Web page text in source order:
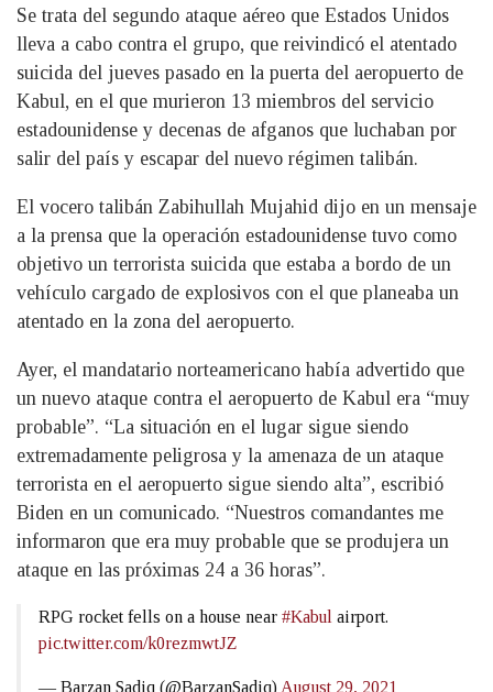
Se trata del segundo ataque aéreo que Estados Unidos
lleva a cabo contra el grupo, que reivindicó el atentado
suicida del jueves pasado en la puerta del aeropuerto de
Kabul, en el que murieron 13 miembros del servicio
estadounidense y decenas de afganos que luchaban por
salir del país y escapar del nuevo régimen talibán.
El vocero talibán Zabihullah Mujahid dijo en un mensaje
a la prensa que la operación estadounidense tuvo como
objetivo un terrorista suicida que estaba a bordo de un
vehículo cargado de explosivos con el que planeaba un
atentado en la zona del aeropuerto.
Ayer, el mandatario norteamericano había advertido que
un nuevo ataque contra el aeropuerto de Kabul era “muy
probable”. “La situación en el lugar sigue siendo
extremadamente peligrosa y la amenaza de un ataque
terrorista en el aeropuerto sigue siendo alta”, escribió
Biden en un comunicado. “Nuestros comandantes me
informaron que era muy probable que se produjera un
ataque en las próximas 24 a 36 horas”.
RPG rocket fells on a house near #Kabul airport.
pic.twitter.com/k0rezmwtJZ
— Barzan Sadiq (@BarzanSadiq) August 29, 2021